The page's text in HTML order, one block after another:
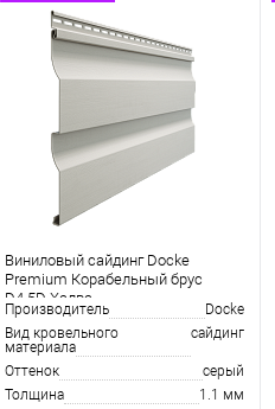
Виниловый сайдинг Docke
Premium Корабельный брус
D4.5D Халва
Производитель
Docke
Вид кровельного
материала
сайдинг
Оттенок
серый
Толщина
1.1 мм